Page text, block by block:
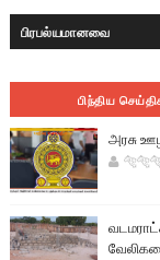
பிரபல்யமானவை
பிந்திய
அரசு